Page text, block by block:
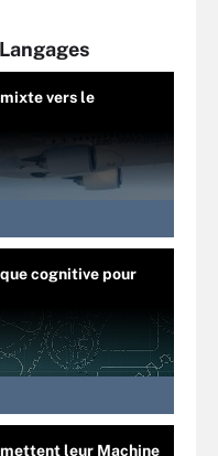
vers le
cognitive pour
leur Machine